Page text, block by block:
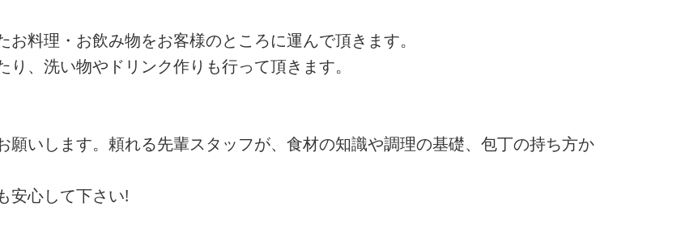
料理・お飲み物をお客様のところに運んで頂きます。
、洗い物やドリンク作りも行って頂きます。
願いします。頼れる先輩スタッフが、食材の知識や調理の基礎、包丁の持ち方か
安心して下さい!